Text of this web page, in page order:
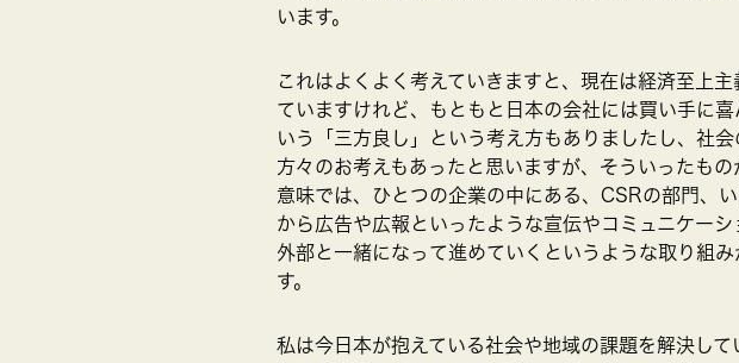
います。
これはよくよく考えていきますと、現在は経済至上
ていますけれど、もともと日本の会社には買い手に
いう「三方良し」という考え方もありましたし、社
方々のお考えもあったと思いますが、そういったも
意味では、ひとつの企業の中にある、CSRの部門、
から広告や広報といったような宣伝やコミュニケー
外部と一緒になって進めていくというような取り組
す。
私は今日本が抱えている社会や地域の課題を解決し